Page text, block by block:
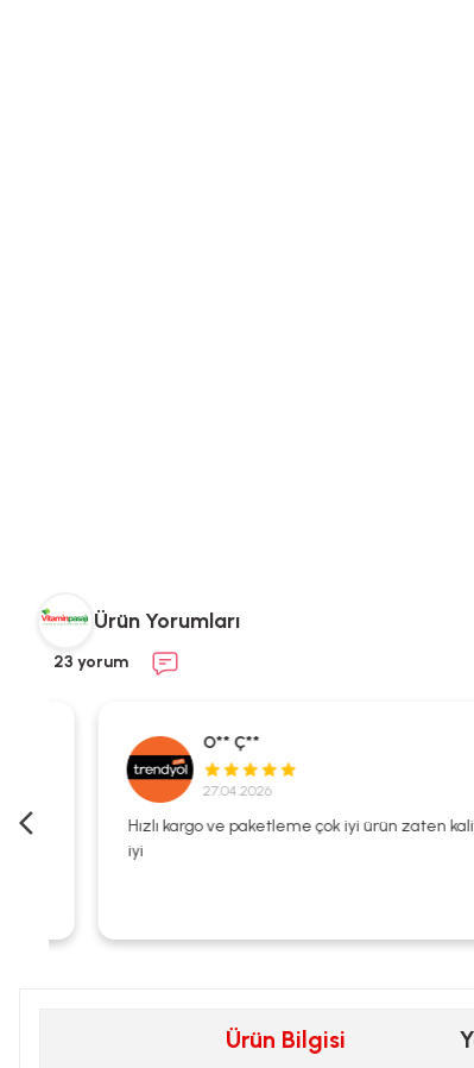
Ürün Yorumları
23 yorum
O** Ç**
27.04.2026
Hızlı kargo ve paketleme çok iyi ürün zaten kalitesi
Ürün Bilgisi